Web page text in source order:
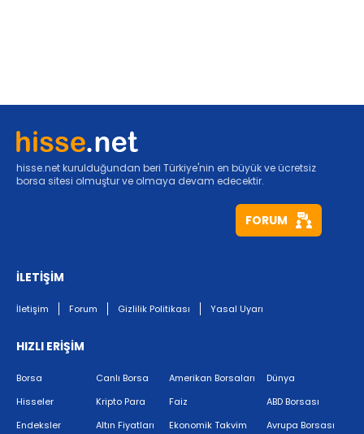
hisse.net kurulduğundan beri Türkiye'nin en büyük ve ücretsiz
borsa sitesi olmuştur ve olmaya devam edecektir.
FORUM
İLETİŞİM
İletişim Forum Gizlilik Politikası Yasal Uyarı
HIZLI ERİŞİM
Borsa
Hisseler
Endeksler
Canlı Borsa
Kripto Para
Altın Fiyatları
Amerikan Borsaları
Faiz
Ekonomik Takvim
Dünya
ABD Borsası
Avrupa Borsası